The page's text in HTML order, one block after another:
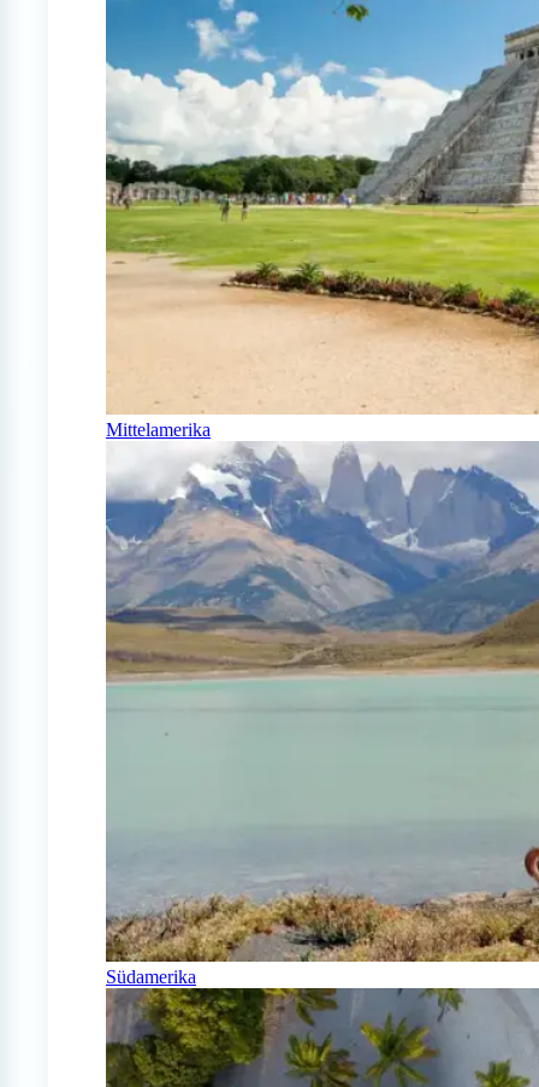
Mittelamerika
Südamerika